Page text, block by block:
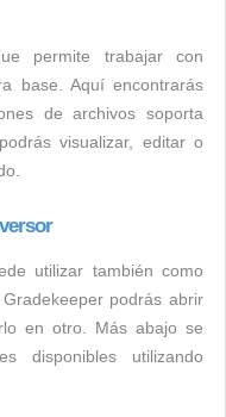
permite trabajar con
base. Aquí encontrarás
de archivos soporta
visualizar, editar o
utilizar también como
podrás abrir
en otro. Más abajo se
disponibles utilizando